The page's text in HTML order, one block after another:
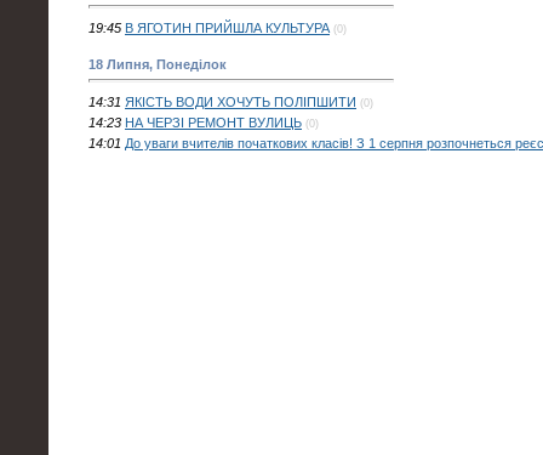
19:45 В ЯГОТИН ПРИЙШЛА КУЛЬТУРА (0)
18 Липня, Понеділок
14:31 ЯКІСТЬ ВОДИ ХОЧУТЬ ПОЛІПШИТИ (0)
14:23 НА ЧЕРЗІ РЕМОНТ ВУЛИЦЬ (0)
14:01 До уваги вчителів початкових класів! З 1 серпня розпочнеться